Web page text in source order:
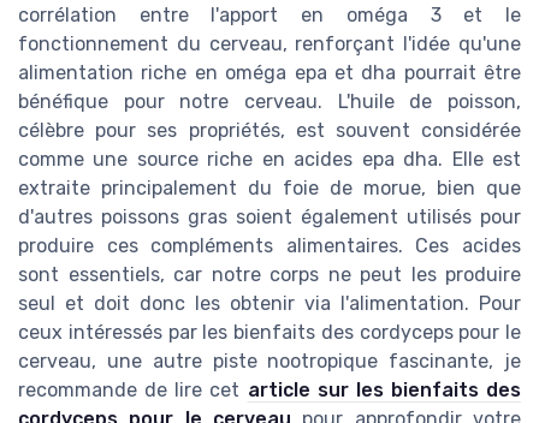
corrélation entre l'apport en oméga 3 et le
fonctionnement du cerveau, renforçant l'idée qu'une
alimentation riche en oméga epa et dha pourrait être
bénéfique pour notre cerveau. L'huile de poisson,
célèbre pour ses propriétés, est souvent considérée
comme une source riche en acides epa dha. Elle est
extraite principalement du foie de morue, bien que
d'autres poissons gras soient également utilisés pour
produire ces compléments alimentaires. Ces acides
sont essentiels, car notre corps ne peut les produire
seul et doit donc les obtenir via l'alimentation. Pour
ceux intéressés par les bienfaits des cordyceps pour le
cerveau, une autre piste nootropique fascinante, je
recommande de lire cet article sur les bienfaits des